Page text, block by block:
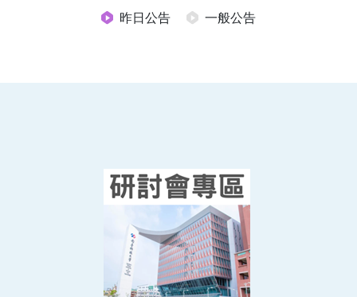
昨日公告
一般公告